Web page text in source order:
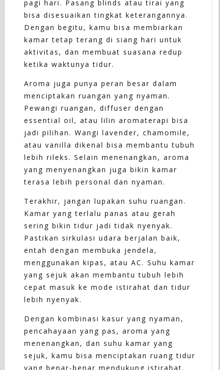
pagi hari. Pasang blinds atau tirai yang
bisa disesuaikan tingkat keterangannya.
Dengan begitu, kamu bisa membiarkan
kamar tetap terang di siang hari untuk
aktivitas, dan membuat suasana redup
ketika waktunya tidur.
Aroma juga punya peran besar dalam
menciptakan ruangan yang nyaman.
Pewangi ruangan, diffuser dengan
essential oil, atau lilin aromaterapi bisa
jadi pilihan. Wangi lavender, chamomile,
atau vanilla dikenal bisa membantu tubuh
lebih rileks. Selain menenangkan, aroma
yang menyenangkan juga bikin kamar
terasa lebih personal dan nyaman.
Terakhir, jangan lupakan suhu ruangan.
Kamar yang terlalu panas atau gerah
sering bikin tidur jadi tidak nyenyak.
Pastikan sirkulasi udara berjalan baik,
entah dengan membuka jendela,
menggunakan kipas, atau AC. Suhu kamar
yang sejuk akan membantu tubuh lebih
cepat masuk ke mode istirahat dan tidur
lebih nyenyak.
Dengan kombinasi kasur yang nyaman,
pencahayaan yang pas, aroma yang
menenangkan, dan suhu kamar yang
sejuk, kamu bisa menciptakan ruang tidur
yang benar-benar mendukung istirahat.